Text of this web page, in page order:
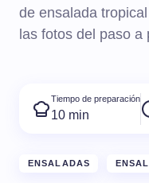
de ensalada
las fotos del paso a
Tiempo de preparación
10 min
ENSALADAS